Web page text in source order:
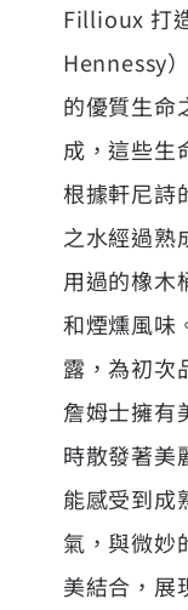
Fillioux 打
Hennessy
的優質生命
成，這些生
根據軒尼詩
之水經過熟
用過的橡木
和煙燻風味
露，為初次
詹姆士擁有
時散發著美
能感受到成
氣，與微妙
美結合，展